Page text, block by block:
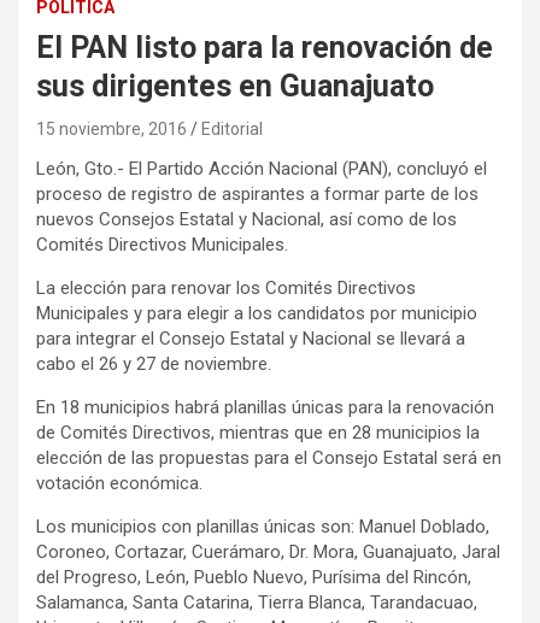
POLITICA
El PAN listo para la renovación de
sus dirigentes en Guanajuato
15 noviembre, 2016 Editorial
León, Gto.- El Partido Acción Nacional (PAN), concluyó el
proceso de registro de aspirantes a formar parte de los
nuevos Consejos Estatal y Nacional, así como de los
Comités Directivos Municipales.
La elección para renovar los Comités Directivos
Municipales y para elegir a los candidatos por municipio
para integrar el Consejo Estatal y Nacional se llevará a
cabo el 26 y 27 de noviembre.
En 18 municipios habrá planillas únicas para la renovación
de Comités Directivos, mientras que en 28 municipios la
elección de las propuestas para el Consejo Estatal será en
votación económica.
Los municipios con planillas únicas son: Manuel Doblado,
Coroneo, Cortazar, Cuerámaro, Dr. Mora, Guanajuato, Jaral
del Progreso, León, Pueblo Nuevo, Purísima del Rincón,
Salamanca, Santa Catarina, Tierra Blanca, Tarandacuao,